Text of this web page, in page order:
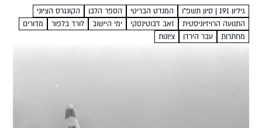
שלמות הארץ יהושבע סמט-שינברג שמאל הירדן מלים: זאב
ז'בוטינסקילחן:...
גיליון 191 | סיון תשפ"ו המנדט הבריטי הספר הלבן
הקונגרס הציוני
התנועה הרויזיוניסטית
זאב ז'בוטינסקי ימי היישוב לורד בלפור
מדורים
מחתרות
עבר הירדן ציונות